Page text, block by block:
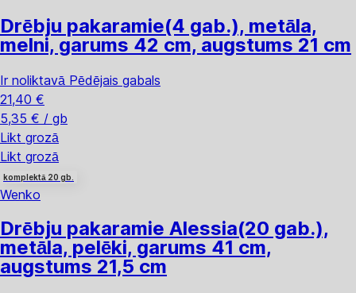
Drēbju pakaramie(4 gab.), metāla,
melni, garums 42 cm, augstums 21 cm
Ir noliktavā Pēdējais gabals
21,40 €
5,35 € / gb
Likt grozā
Likt grozā
komplektā 20 gb.
Wenko
Drēbju pakaramie Alessia(20 gab.),
metāla, pelēki, garums 41 cm,
augstums 21,5 cm